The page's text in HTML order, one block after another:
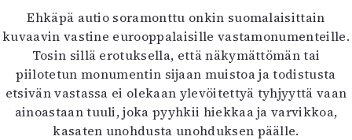
Ehkäpä autio soramonttu onkin suomalaisittain
kuvaavin vastine eurooppalaisille vastamonumenteille.
Tosin sillä erotuksella, että näkymättömän tai
piilotetun monumentin sijaan muistoa ja todistusta
etsivän vastassa ei olekaan ylevöitettyä tyhjyyttä vaan
ainoastaan tuuli, joka pyyhkii hiekkaa ja varvikkoa,
kasaten unohdusta unohduksen päälle.